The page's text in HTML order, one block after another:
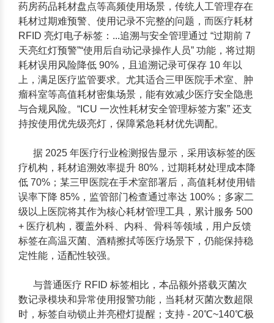
药房药品耗材盘点等高频使用场景，传统人工管理存在
耗材过期难预警、使用记录不完整的问题，而医疗耗材
RFID 亮灯电子标签：...追溯与安全管理通过 “过期前 7
天亮红灯预警”“使用后自动记录操作人员” 功能，将过期
耗材误用风险降低 90%，且追溯记录可保存 10 年以
上，满足医疗监管要求。尤其适合三甲医院手术室、肿
瘤科室等高值耗材密集场景，能有效减少医疗安全隐患
与合规风险。“ICU 一次性耗材安全管理标签方案” 还支
持按使用优先级亮灯，保障紧急耗材优先调配。
据 2025 年医疗行业检测报告显示，采用该标签的医
疗机构，耗材追溯效率提升 80%，过期耗材处理成本降
低 70%；某三甲医院在手术室部署后，高值耗材使用错
误率下降 85%，监管部门检查通过率达 100%；多家二
级以上医院将其作为核心耗材管理工具，累计服务 500
+ 医疗机构，覆盖外科、内科、骨科等领域，用户反馈
标签在高温灭菌、酒精擦拭等医疗场景下，仍能保持稳
定性能，适配性较强。
与普通医疗 RFID 标签相比，本品额外搭载灭菌次
数记录模块和异常使用报警功能 ，当耗材灭菌次数超限
时，标签自动锁止并亮橙灯提醒；支持 - 20℃~140℃极